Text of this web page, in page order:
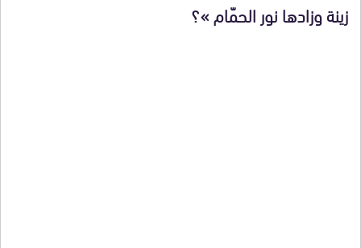
زينة وزادها نور الحمّام »؟